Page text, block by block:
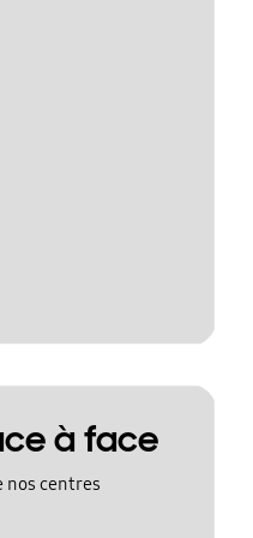
à face
nos centres